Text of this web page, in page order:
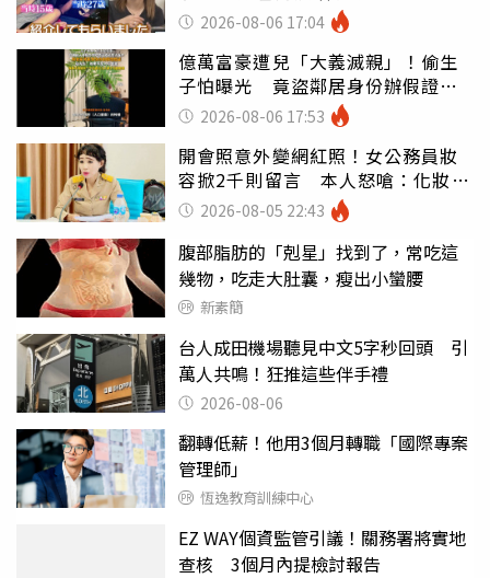
2026-08-06 17:04
億萬富豪遭兒「大義滅親」！偷生
子怕曝光 竟盜鄰居身份辦假證落
戶 2026-08-06 17:53
開會照意外變網紅照！女公務員妝
容掀2千則留言 本人怒嗆：化妝有
錯嗎2026-08-05 22:43
腹部脂肪的「剋星」找到了，常吃這
幾物，吃走大肚囊，瘦出小蠻腰
新素簡
台人成田機場聽見中文5字秒回頭 引
萬人共鳴！狂推這些伴手禮
2026-08-06
翻轉低薪！他用3個月轉職「國際專案
管理師」
恆逸教育訓練中心
EZ WAY個資監管引議！關務署將實地
查核 3個月內提檢討報告